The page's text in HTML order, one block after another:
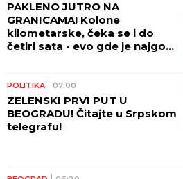
PAKLENO JUTRO NA
GRANICAMA! Kolone
kilometarske, čeka se i do
četiri sata - evo gde je najgora
POLITIKA 07:00
ZELENSKI PRVI PUT U
BEOGRADU! Čitajte u Srpskom
telegrafu!